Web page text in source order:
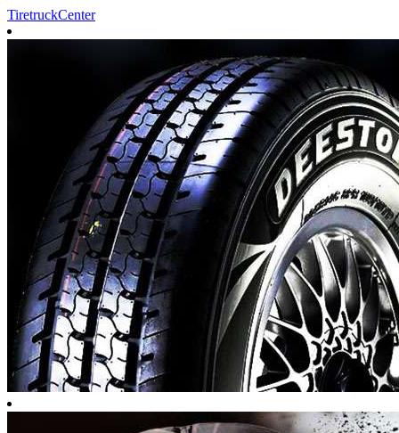
TiretruckCenter